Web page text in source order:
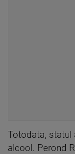
Totodata, statul
alcool. Perond